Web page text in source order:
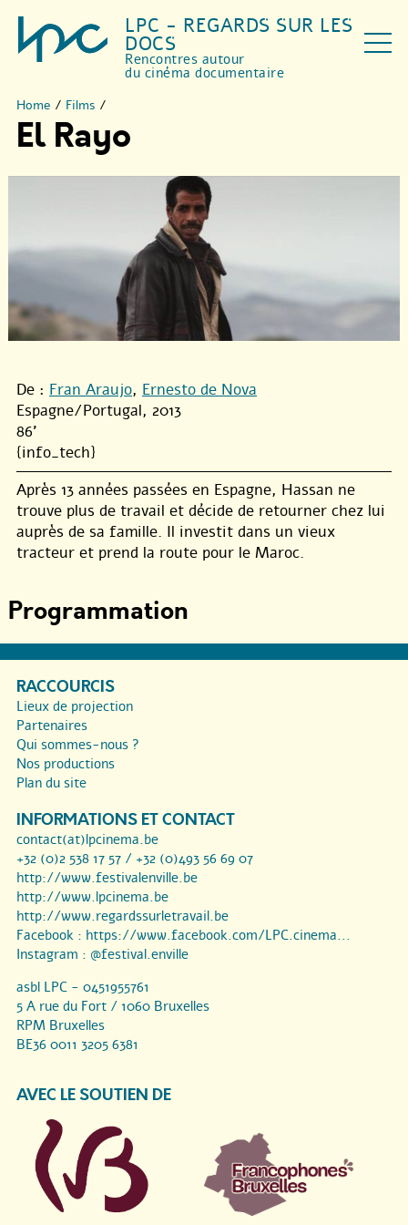
LPC - REGARDS SUR LES
DOCS
Rencontres autour
du cinéma documentaire
Home / Films /
El Rayo
De : Fran Araujo, Ernesto de Nova
Espagne/Portugal, 2013
86'
{info_tech}
Après 13 années passées en Espagne, Hassan ne
trouve plus de travail et décide de retourner chez lui
auprès de sa famille. Il investit dans un vieux
tracteur et prend la route pour le Maroc.
Programmation
RACCOURCIS
Lieux de projection
Partenaires
Qui sommes-nous ?
Nos productions
Plan du site
INFORMATIONS ET CONTACT
contact(at)lpcinema.be
+32 (0)2 538 17 57 / +32 (0)493 56 69 07
http://www.festivalenville.be
http://www.lpcinema.be
http://www.regardssurletravail.be
Facebook : https://www.facebook.com/LPC.cinema...
Instagram : @festival.enville
asbl LPC - 0451955761
5 A rue du Fort / 1060 Bruxelles
RPM Bruxelles
BE36 0011 3205 6381
AVEC LE SOUTIEN DE